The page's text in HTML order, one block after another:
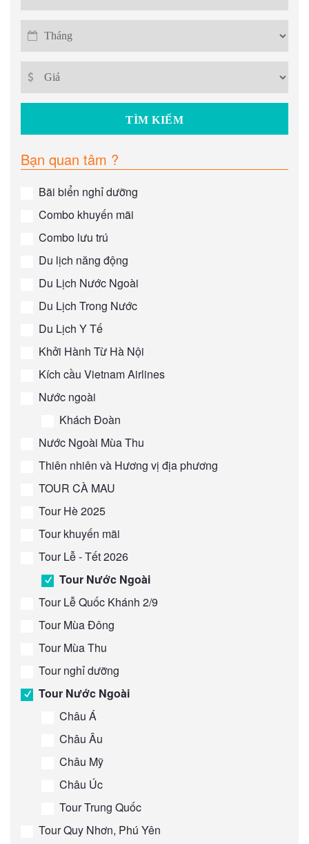
Bạn quan tâm ?
Bãi biển nghỉ dưỡng
Combo khuyến mãi
Combo lưu trú
Du lịch năng động
Du Lịch Nước Ngoài
Du Lịch Trong Nước
Du Lịch Y Tế
Khởi Hành Từ Hà Nội
Kích cầu Vietnam Airlines
Nước ngoài
Khách Đoàn
Nước Ngoài Mùa Thu
Thiên nhiên và Hương vị địa phương
TOUR CÀ MAU
Tour Hè 2025
Tour khuyến mãi
Tour Lễ - Tết 2026
Tour Nước Ngoài
Tour Lễ Quốc Khánh 2/9
Tour Mùa Đông
Tour Mùa Thu
Tour nghỉ dưỡng
Tour Nước Ngoài
Châu Á
Châu Âu
Châu Mỹ
Châu Úc
Tour Trung Quốc
Tour Quy Nhơn, Phú Yên